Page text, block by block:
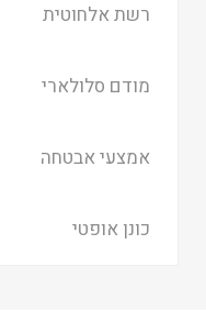
רשת אלחוטית
מודם סלולארי
אמצעי אבטחה
כונן אופטי